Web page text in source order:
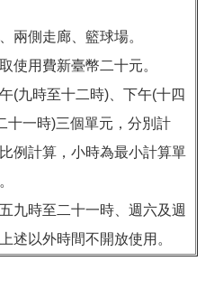
兩側走廊、籃球場。
使用費新臺幣二十元。
(九時至十二時)、下午(十四
十一時)三個單元，分別計
例計算，小時為最小計算單
九時至二十一時、週六及週
述以外時間不開放使用。